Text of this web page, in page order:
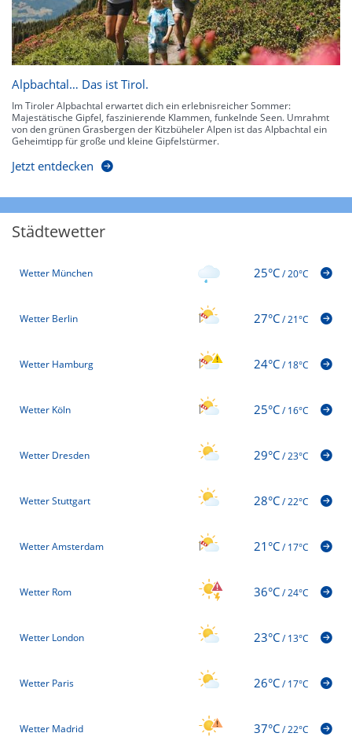
Alpbachtal… Das ist Tirol.
Im Tiroler Alpbachtal erwartet dich ein erlebnisreicher Sommer:
Majestätische Gipfel, faszinierende Klammen, funkelnde Seen. Umrahmt
von den grünen Grasbergen der Kitzbüheler Alpen ist das Alpbachtal ein
Geheimtipp für große und kleine Gipfelstürmer.
Jetzt entdecken
Städtewetter
Wetter München 25°C/20°C
Wetter Berlin 27°C/21°C
Wetter Hamburg 24°C/18°C
Wetter Köln 25°C/16°C
Wetter Dresden 29°C/23°C
Wetter Stuttgart 28°C/22°C
Wetter Amsterdam 21°C/17°C
Wetter Rom 36°C/24°C
Wetter London 23°C/13°C
Wetter Paris 26°C/17°C
Wetter Madrid 37°C/22°C